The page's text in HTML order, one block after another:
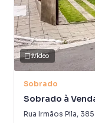
em rua arborizada
escolas,
vias da região.
📍 Jardim França:
conhecido por sua
Vale a pena conferir!
Vídeo
Sobrado
Sobrado à
Rua Irmãos Pila, 385